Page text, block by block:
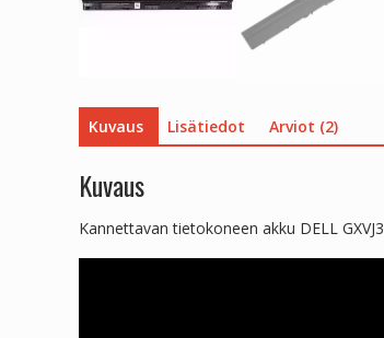
Kuvaus Lisätiedot Arviot (2)
Kuvaus
Kannettavan tietokoneen akku DELL GXVJ3